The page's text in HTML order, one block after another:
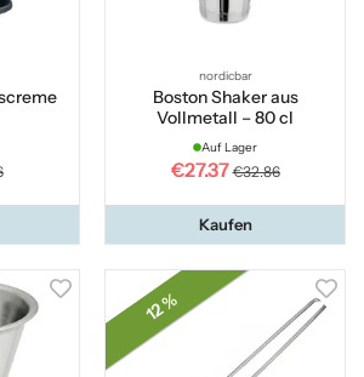
nordicbar
Boston Shaker aus
Vollmetall – 80 cl
Auf Lager
€27.37 €32.86
Kaufen
12 %